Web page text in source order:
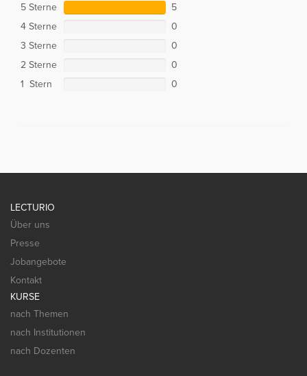
5 Sterne
5
4 Sterne
0
3 Sterne
0
2 Sterne
0
1 Stern
0
LECTURIO
Über uns
Presse
Jobangebote
Kontakt
KURSE
nach Themen
nach Institutionen
nach Dozenten